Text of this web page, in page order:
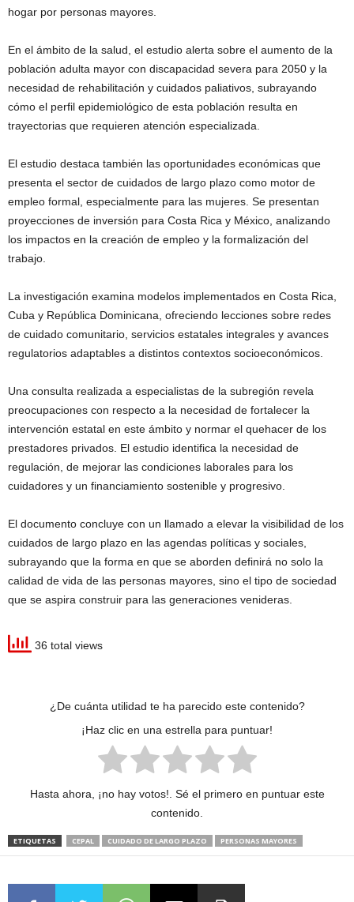
hogar por personas mayores.
En el ámbito de la salud, el estudio alerta sobre el aumento de la
población adulta mayor con discapacidad severa para 2050 y la
necesidad de rehabilitación y cuidados paliativos, subrayando
cómo el perfil epidemiológico de esta población resulta en
trayectorias que requieren atención especializada.
El estudio destaca también las oportunidades económicas que
presenta el sector de cuidados de largo plazo como motor de
empleo formal, especialmente para las mujeres. Se presentan
proyecciones de inversión para Costa Rica y México, analizando
los impactos en la creación de empleo y la formalización del
trabajo.
La investigación examina modelos implementados en Costa Rica,
Cuba y República Dominicana, ofreciendo lecciones sobre redes
de cuidado comunitario, servicios estatales integrales y avances
regulatorios adaptables a distintos contextos socioeconómicos.
Una consulta realizada a especialistas de la subregión revela
preocupaciones con respecto a la necesidad de fortalecer la
intervención estatal en este ámbito y normar el quehacer de los
prestadores privados. El estudio identifica la necesidad de
regulación, de mejorar las condiciones laborales para los
cuidadores y un financiamiento sostenible y progresivo.
El documento concluye con un llamado a elevar la visibilidad de los
cuidados de largo plazo en las agendas políticas y sociales,
subrayando que la forma en que se aborden definirá no solo la
calidad de vida de las personas mayores, sino el tipo de sociedad
que se aspira construir para las generaciones venideras.
36 total views
¿De cuánta utilidad te ha parecido este contenido?
¡Haz clic en una estrella para puntuar!
Hasta ahora, ¡no hay votos!. Sé el primero en puntuar este
contenido.
ETIQUETAS CEPAL CUIDADO DE LARGO PLAZO PERSONAS MAYORES